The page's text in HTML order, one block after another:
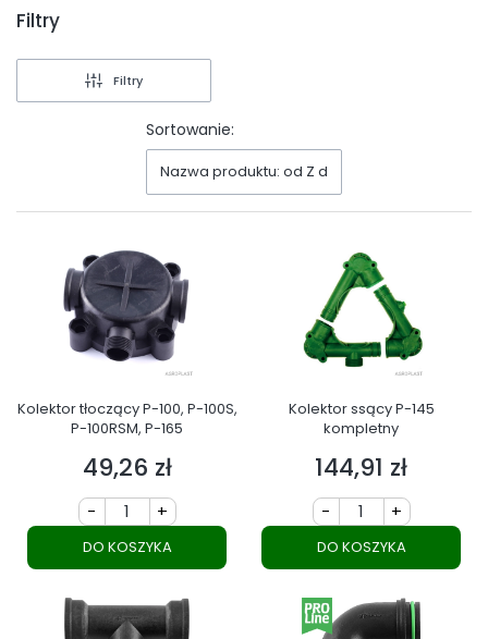
Filtry
Koniec filtrów
Filtry
Sortowanie:
Nazwa produktu: od Z do A
Kolektor tłoczący P-100, P-100S,
P-100RSM, P-165
Cena
49,26 zł
- +
DO KOSZYKA
Kolektor ssący P-145
kompletny
Cena
144,91 zł
- +
DO KOSZYKA